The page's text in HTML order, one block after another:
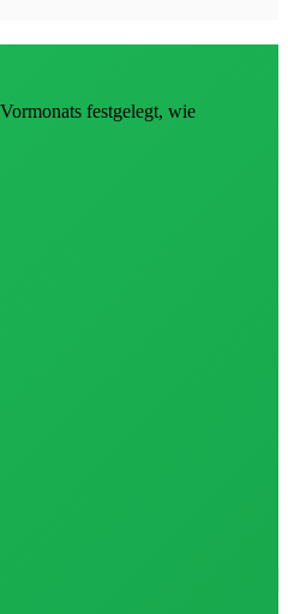
festgelegt, wie